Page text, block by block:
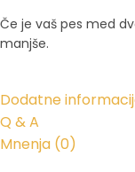
Če je vaš pes med
manjše.
Dodatne
Q & A
Mnenja (0)